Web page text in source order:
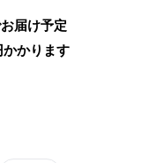
届け予定
かかります